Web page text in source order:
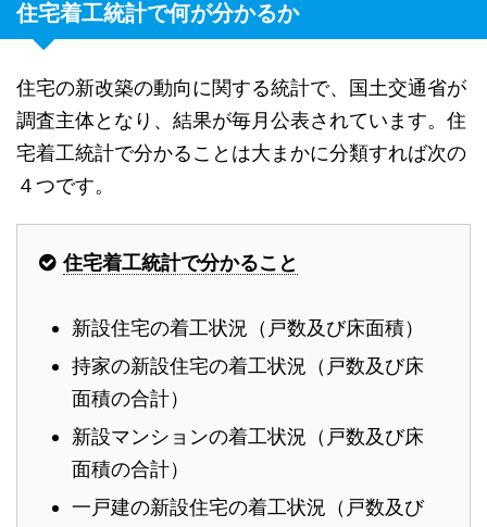
住宅着工統計で何が分かるか
住宅の新改築の動向に関する統計で、国土交通省が
調査主体となり、結果が毎月公表されています。住
宅着工統計で分かることは大まかに分類すれば次の
４つです。
住宅着工統計で分かること
新設住宅の着工状況（戸数及び床面積）
持家の新設住宅の着工状況（戸数及び床
面積の合計）
新設マンションの着工状況（戸数及び床
面積の合計）
一戸建の新設住宅の着工状況（戸数及び